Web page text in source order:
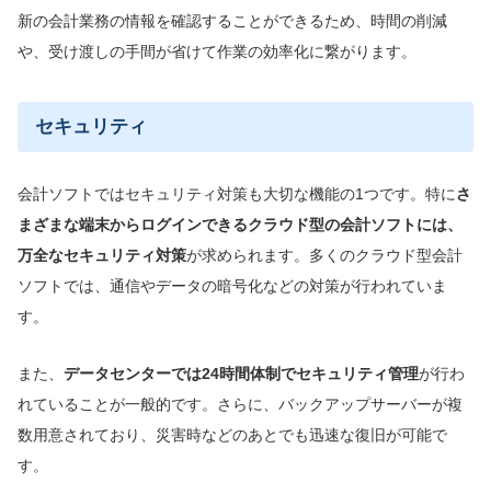
新の会計業務の情報を確認することができるため、時間の削減
や、受け渡しの手間が省けて作業の効率化に繋がります。
セキュリティ
会計ソフトではセキュリティ対策も大切な機能の1つです。特にさ
まざまな端末からログインできるクラウド型の会計ソフトには、
万全なセキュリティ対策が求められます。多くのクラウド型会計
ソフトでは、通信やデータの暗号化などの対策が行われていま
す。
また、 データセンターでは24時間体制でセキュリティ管理が行わ
れていることが一般的です。さらに、バックアップサーバーが複
数用意されており、災害時などのあとでも迅速な復旧が可能で
す。